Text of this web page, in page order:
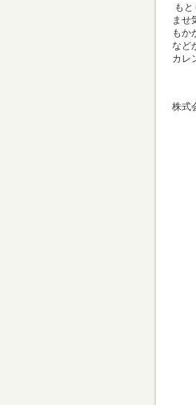
も
ませ
もか
など
カレ
株式